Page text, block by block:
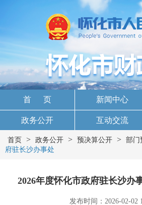
首 页 新闻中心
政务公开 互动交流
首页 > 政务公开 > 预决算公开 > 部门
府驻长沙办事处
2026年度怀化市政府驻长沙办
发布时间：2026-02-02